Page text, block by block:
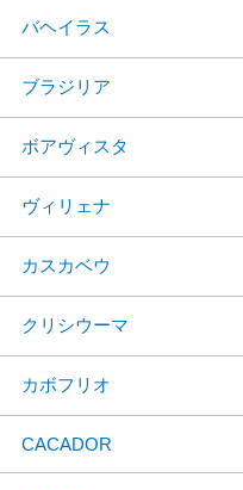
バヘイラス
ブラジリア
ボアヴィスタ
ヴィリェナ
カスカベウ
クリシウーマ
カボフリオ
CACADOR